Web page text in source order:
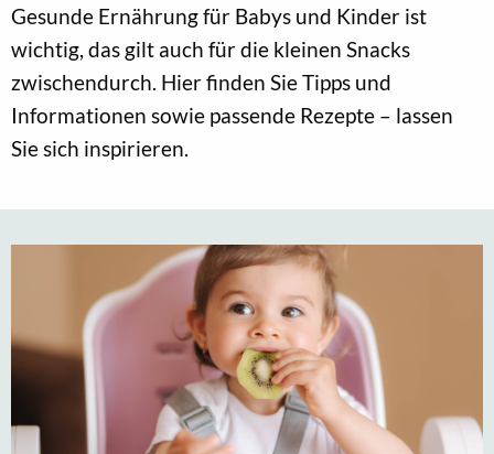
Gesunde Ernährung für Babys und Kinder ist
wichtig, das gilt auch für die kleinen Snacks
zwischendurch. Hier finden Sie Tipps und
Informationen sowie passende Rezepte – lassen
Sie sich inspirieren.